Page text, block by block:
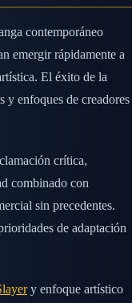
contemporáneo
emergir rápidamente a
El éxito de la
y enfoques de creadores
crítica,
combinado con
sin precedentes.
de adaptación
y enfoque artístico